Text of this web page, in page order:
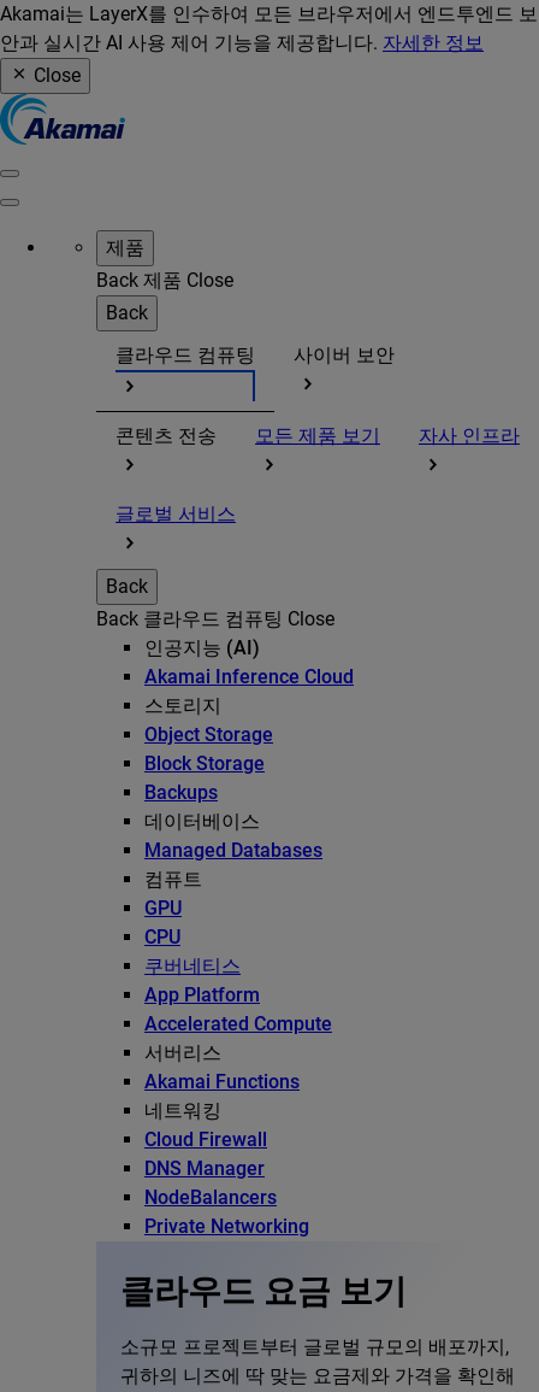
Akamai는 LayerX를 인수하여 모든 브라우저에서 엔드투엔드 보
안과 실시간 AI 사용 제어 기능을 제공합니다. 자세한 정보
Close
제품
Back 제품 Close
Back
클라우드 컴퓨팅
사이버 보안
콘텐츠 전송 모든 제품 보기 자사 인프라
글로벌 서비스
Back
Back 클라우드 컴퓨팅 Close
인공지능 (AI)
Akamai Inference Cloud
스토리지
Object Storage
Block Storage
Backups
데이터베이스
Managed Databases
컴퓨트
GPU
CPU
쿠버네티스
App Platform
Accelerated Compute
서버리스
Akamai Functions
네트워킹
Cloud Firewall
DNS Manager
NodeBalancers
Private Networking
클라우드 요금 보기
소규모 프로젝트부터 글로벌 규모의 배포까지,
귀하의 니즈에 딱 맞는 요금제와 가격을 확인해